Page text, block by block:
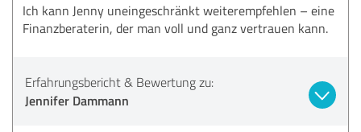
Ich kann Jenny uneingeschränkt weiterempfehlen – eine
Finanzberaterin, der man voll und ganz vertrauen kann.
Erfahrungsbericht & Bewertung zu:
Jennifer Dammann